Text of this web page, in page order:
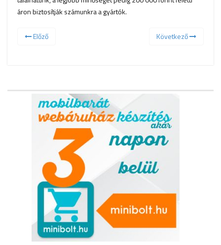
áron biztosítják számunkra a gyártók.
Előző Következő